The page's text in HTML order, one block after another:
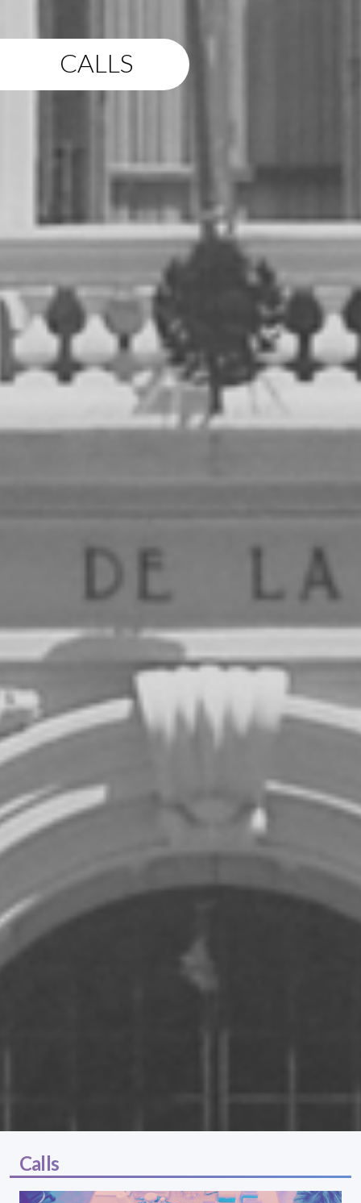
CALLS
Calls